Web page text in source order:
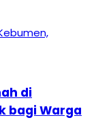
di
bagi Warga